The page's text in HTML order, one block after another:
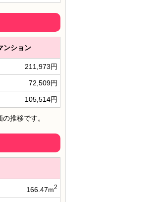
ンション
211,973円
72,509円
105,514円
推移です。
166.47m2